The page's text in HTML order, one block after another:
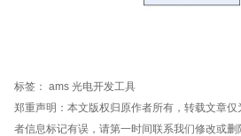
标签： ams 光电开发工具
郑重声明：本文版权归原作者所有，转载文章
者信息标记有误，请第一时间联系我们修改或删